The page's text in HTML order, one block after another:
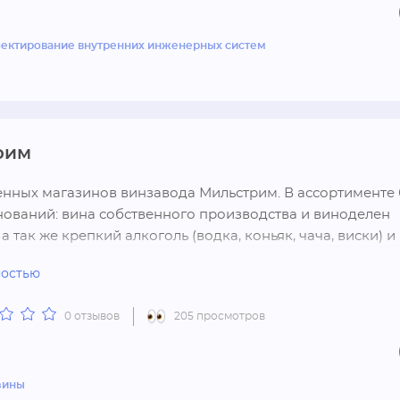
гарантировать качество и надежность
оплаты, в том числе беспроцентная рассрочка и
внутренних инженерных систем
магазинов винзавода Мильстрим. В ассортименте
вина собственного производства и виноделен
так же крепкий алкоголь (водка, коньяк, чача, виски) и
0 отзывов 205 просмотров